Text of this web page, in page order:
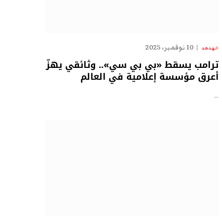
الهدهد 10 نوفمبر، 2025
ترامب يسقط «بي بي سي».. وثائقي يهزّ
أعرق مؤسسة إعلامية في العالم
…